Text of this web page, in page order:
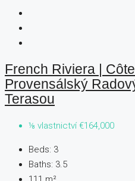
French Riviera |
Provensálský
Terasou
⅛ vlastnictví€164,000
Beds: 3
Baths: 3.5